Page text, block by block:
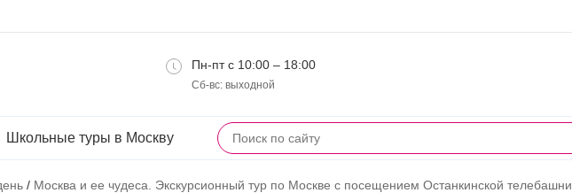
Пн-пт с 10:00 – 18:00
Сб-вс: выходной
Школьные туры в Москву
/ Москва и ее чудеса. Экскурсионный тур по Москве с посещением Останкинской телебашни.